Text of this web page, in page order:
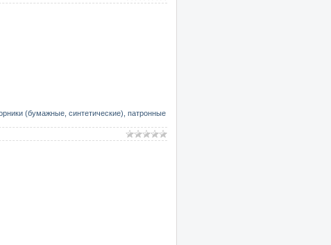
(бумажные, синтетические), патронные